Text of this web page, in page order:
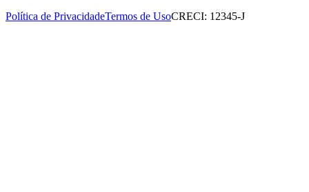
Política de PrivacidadeTermos de UsoCRECI: 12345-J